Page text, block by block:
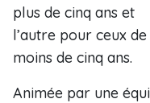
plus de cinq ans et
l’autre pour ceux de
moins de cinq ans.
Animée par une